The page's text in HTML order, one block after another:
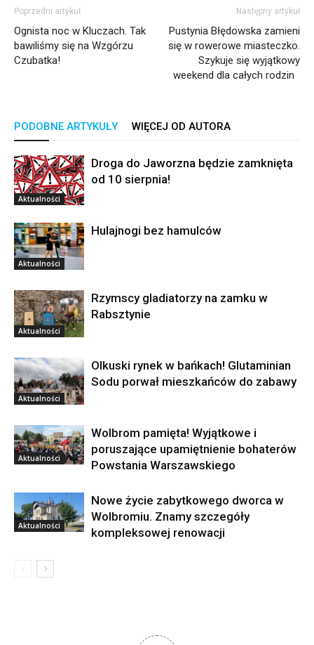
Poprzedni artykuł
Ognista noc w Kluczach. Tak
bawiliśmy się na Wzgórzu
Czubatka!
Następny artykuł
Pustynia Błędowska zamieni
się w rowerowe miasteczko.
Szykuje się wyjątkowy
weekend dla całych rodzin
PODOBNE ARTYKUŁY WIĘCEJ OD AUTORA
Aktualności
Droga do Jaworzna będzie zamknięta
od 10 sierpnia!
Aktualności
Hulajnogi bez hamulców
Aktualności
Rzymscy gladiatorzy na zamku w
Rabsztynie
Aktualności
Olkuski rynek w bańkach! Glutaminian
Sodu porwał mieszkańców do zabawy
Aktualności
Wolbrom pamięta! Wyjątkowe i
poruszające upamiętnienie bohaterów
Powstania Warszawskiego
Aktualności
Nowe życie zabytkowego dworca w
Wolbromiu. Znamy szczegóły
kompleksowej renowacji